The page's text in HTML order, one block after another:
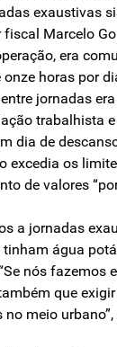
exaustivas
Marcelo
era
horas por
jornadas
trabalhista
dia de
excedia os
de valores
a jornadas
água
nós fazemos
que
meio